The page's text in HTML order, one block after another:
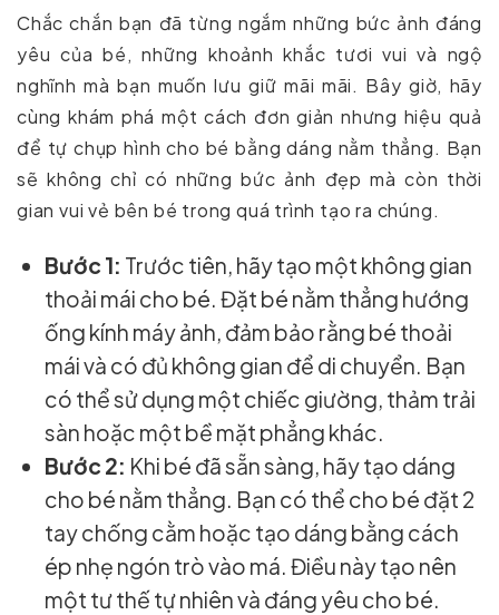
Chắc chắn bạn đã từng ngắm những bức ảnh đáng
yêu của bé, những khoảnh khắc tươi vui và ngộ
nghĩnh mà bạn muốn lưu giữ mãi mãi. Bây giờ, hãy
cùng khám phá một cách đơn giản nhưng hiệu quả
để tự chụp hình cho bé bằng dáng nằm thẳng. Bạn
sẽ không chỉ có những bức ảnh đẹp mà còn thời
gian vui vẻ bên bé trong quá trình tạo ra chúng.
Bước 1: Trước tiên, hãy tạo một không gian
thoải mái cho bé. Đặt bé nằm thẳng hướng
ống kính máy ảnh, đảm bảo rằng bé thoải
mái và có đủ không gian để di chuyển. Bạn
có thể sử dụng một chiếc giường, thảm trải
sàn hoặc một bề mặt phẳng khác.
Bước 2: Khi bé đã sẵn sàng, hãy tạo dáng
cho bé nằm thẳng. Bạn có thể cho bé đặt 2
tay chống cằm hoặc tạo dáng bằng cách
ép nhẹ ngón trò vào má. Điều này tạo nên
một tư thế tự nhiên và đáng yêu cho bé.